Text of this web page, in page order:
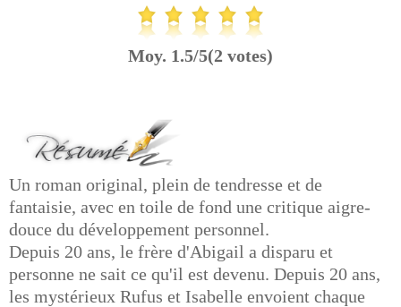
Moy. 1.5/5(2 votes)
Un roman original, plein de tendresse et de
fantaisie, avec en toile de fond une critique aigre-
douce du développement personnel.
Depuis 20 ans, le frère d'Abigail a disparu et
personne ne sait ce qu'il est devenu. Depuis 20 ans,
les mystérieux Rufus et Isabelle envoient chaque